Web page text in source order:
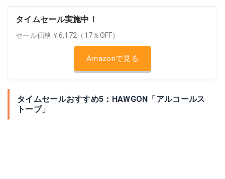
タイムセール実施中！
セール価格￥6,172（17％OFF）
Amazonで見る
タイムセールおすすめ5：HAWGON「アルコールス
トーブ」